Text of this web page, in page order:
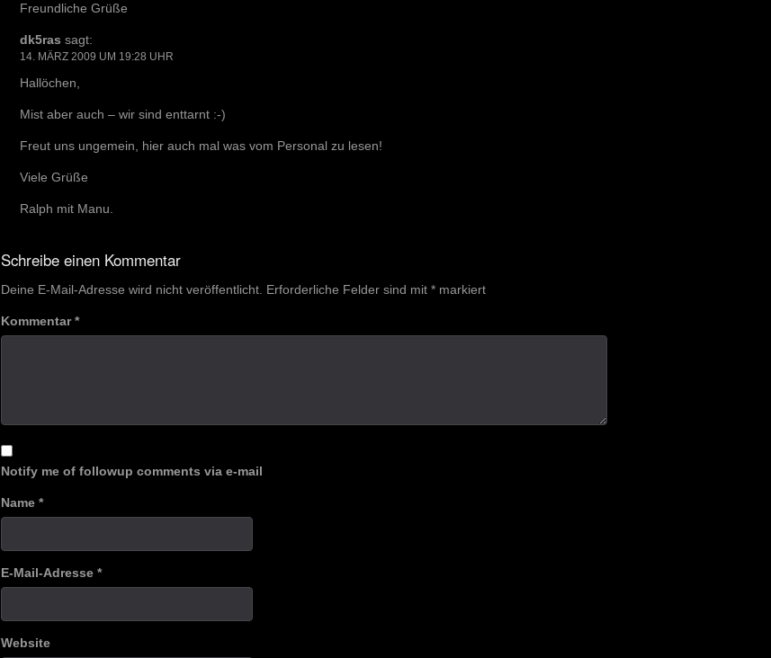
Freundliche Grüße
dk5ras sagt:
14. MÄRZ 2009 UM 19:28 UHR
Hallöchen,
Mist aber auch – wir sind enttarnt :-)
Freut uns ungemein, hier auch mal was vom Personal zu lesen!
Viele Grüße
Ralph mit Manu.
Schreibe einen Kommentar
Deine E-Mail-Adresse wird nicht veröffentlicht. Erforderliche Felder sind mit * markiert
Kommentar*
Notify me of followup comments via e-mail
Name *
E-Mail-Adresse *
Website